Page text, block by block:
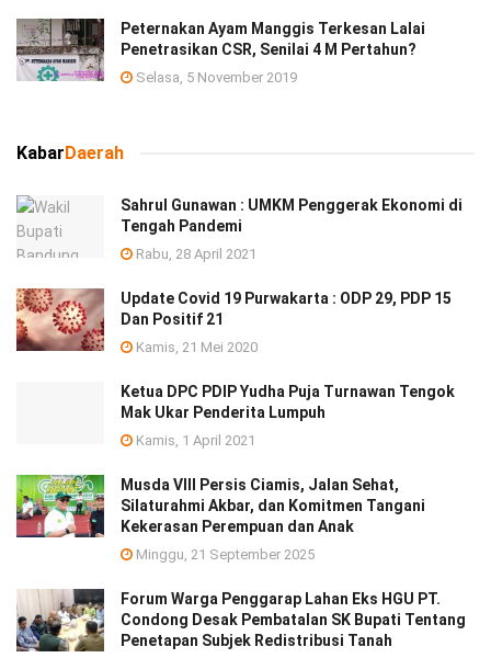
Peternakan Ayam Manggis Terkesan Lalai
Penetrasikan CSR, Senilai 4 M Pertahun?
Selasa, 5 November 2019
KabarDaerah
Sahrul Gunawan : UMKM Penggerak Ekonomi di
Tengah Pandemi
Rabu, 28 April 2021
Update Covid 19 Purwakarta : ODP 29, PDP 15
Dan Positif 21
Kamis, 21 Mei 2020
Ketua DPC PDIP Yudha Puja Turnawan Tengok
Mak Ukar Penderita Lumpuh
Kamis, 1 April 2021
Musda VIII Persis Ciamis, Jalan Sehat,
Silaturahmi Akbar, dan Komitmen Tangani
Kekerasan Perempuan dan Anak
Minggu, 21 September 2025
Forum Warga Penggarap Lahan Eks HGU PT.
Condong Desak Pembatalan SK Bupati Tentang
Penetapan Subjek Redistribusi Tanah